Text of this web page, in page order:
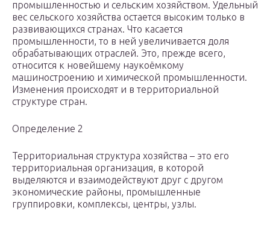
промышленностью и сельским хозяйством. Удельный
вес сельского хозяйства остается высоким только в
развивающихся странах. Что касается
промышленности, то в ней увеличивается доля
обрабатывающих отраслей. Это, прежде всего,
относится к новейшему наукоёмкому
машиностроению и химической промышленности.
Изменения происходят и в территориальной
структуре стран.
Определение 2
Территориальная структура хозяйства – это его
территориальная организация, в которой
выделяются и взаимодействуют друг с другом
экономические районы, промышленные
группировки, комплексы, центры, узлы.